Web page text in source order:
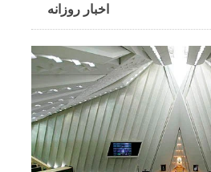
اخبار روزانه